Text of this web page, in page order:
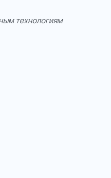
технологиям